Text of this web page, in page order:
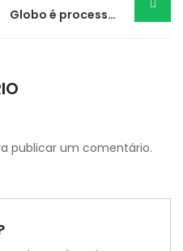
Globo é processada por uso indevido da imagem de Chico Mendes em minissérie
publicar um comentário.